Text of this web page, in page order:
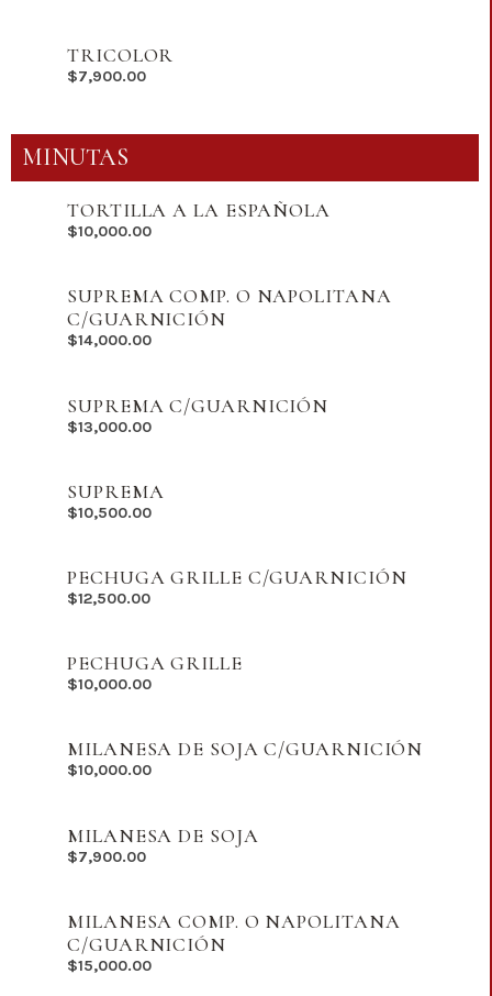
TRICOLOR
$7,900.00
MINUTAS
TORTILLA A LA ESPAÑOLA
$10,000.00
SUPREMA COMP. O NAPOLITANA
C/GUARNICIÓN
$14,000.00
SUPREMA C/GUARNICIÓN
$13,000.00
SUPREMA
$10,500.00
PECHUGA GRILLE C/GUARNICIÓN
$12,500.00
PECHUGA GRILLE
$10,000.00
MILANESA DE SOJA C/GUARNICIÓN
$10,000.00
MILANESA DE SOJA
$7,900.00
MILANESA COMP. O NAPOLITANA
C/GUARNICIÓN
$15,000.00